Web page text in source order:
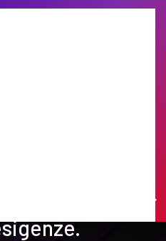
di stampa per